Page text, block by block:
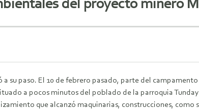
del proyecto minero
su paso. El 10 de febrero pasado, parte del
a pocos minutos del poblado de la parroquia
que alcanzó maquinarias, construcciones, como